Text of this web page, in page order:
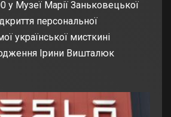
у Музеї Марії Заньковецької
персональної
української мисткині
Ірини Вишталюк